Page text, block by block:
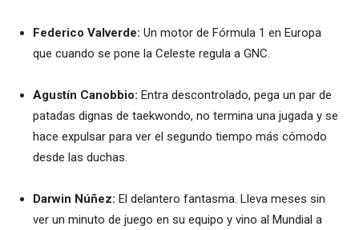
Federico Valverde: Un motor de Fórmula 1 en Europa
que cuando se pone la Celeste regula a GNC.
Agustín Canobbio: Entra descontrolado, pega un par de
patadas dignas de taekwondo, no termina una jugada y se
hace expulsar para ver el segundo tiempo más cómodo
desde las duchas.
Darwin Núñez: El delantero fantasma. Lleva meses sin
ver un minuto de juego en su equipo y vino al Mundial a